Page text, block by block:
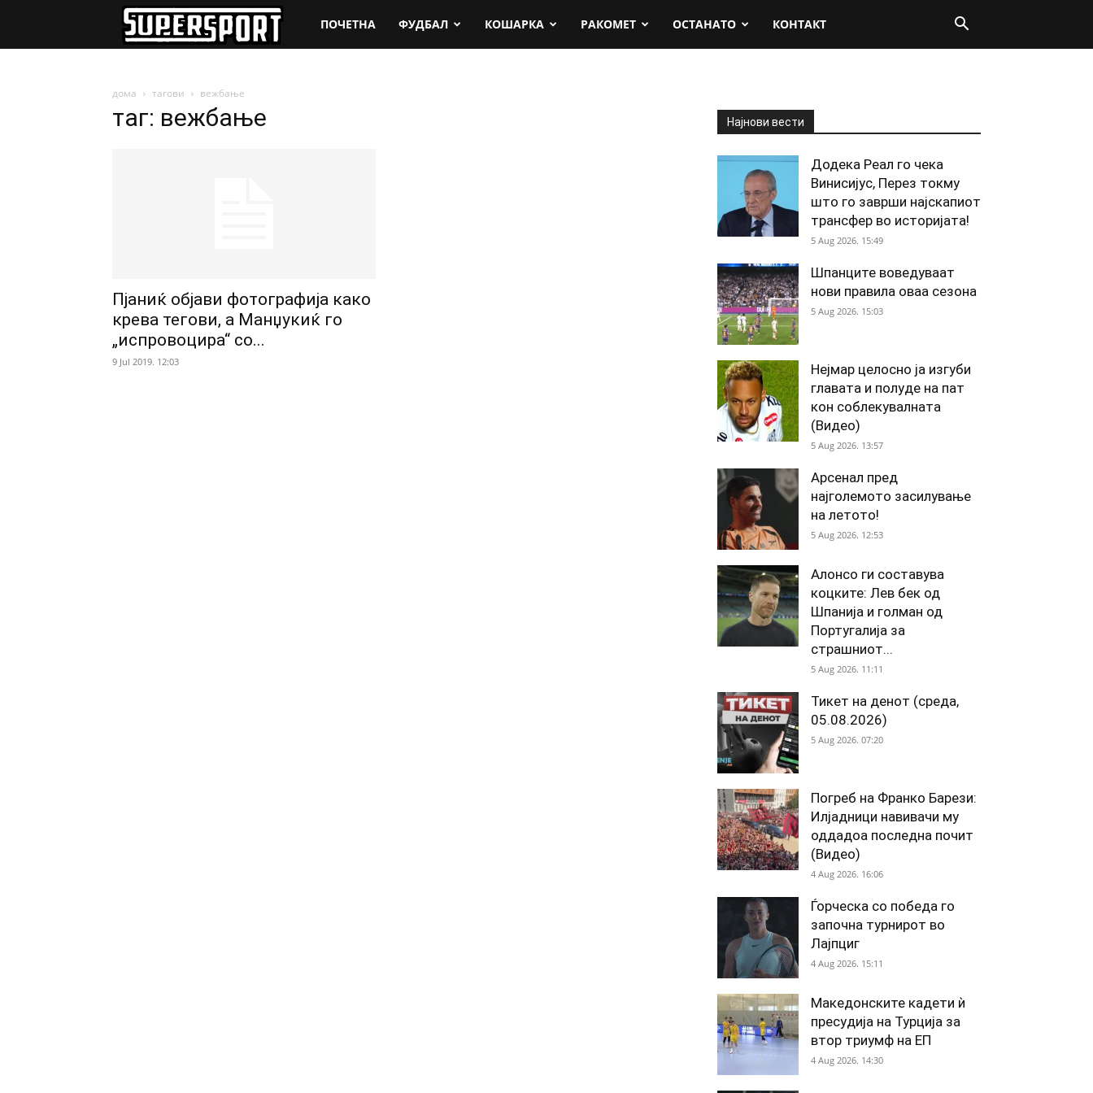
SuperSport.mk
ПОЧЕТНА ФУДБАЛ КОШАРКА РАКОМЕТ ОСТАНАТО КОНТАКТ
дома тагови вежбање
таг: вежбање
Пјаниќ објави фотографија како
крева тегови, а Манџукиќ го
„испровоцира“ со...
9 Jul 2019. 12:03
Најнови вести
Додека Реал го чека
Винисијус, Перез токму
што го заврши најскапиот
трансфер во историјата!
5 Aug 2026. 15:49
Шпанците воведуваат
нови правила оваа сезона
5 Aug 2026. 15:03
Нејмар целосно ја изгуби
главата и полуде на пат
кон соблекувалната
(Видео)
5 Aug 2026. 13:57
Арсенал пред
најголемото засилување
на летото!
5 Aug 2026. 12:53
Алонсо ги составува
коцките: Лев бек од
Шпанија и голман од
Португалија за
страшниот...
5 Aug 2026. 11:11
Тикет на денот (среда,
05.08.2026)
5 Aug 2026. 07:20
Погреб на Франко Барези:
Илјадници навивачи му
оддадоа последна почит
(Видео)
4 Aug 2026. 16:06
Ѓорческа со победа го
започна турнирот во
Лајпциг
4 Aug 2026. 15:11
Македонските кадети ѝ
пресудија на Турција за
втор триумф на ЕП
4 Aug 2026. 14:30